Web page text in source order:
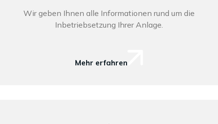
Wir geben Ihnen alle Informationen rund um die
Inbetriebsetzung Ihrer Anlage.
Mehr erfahren